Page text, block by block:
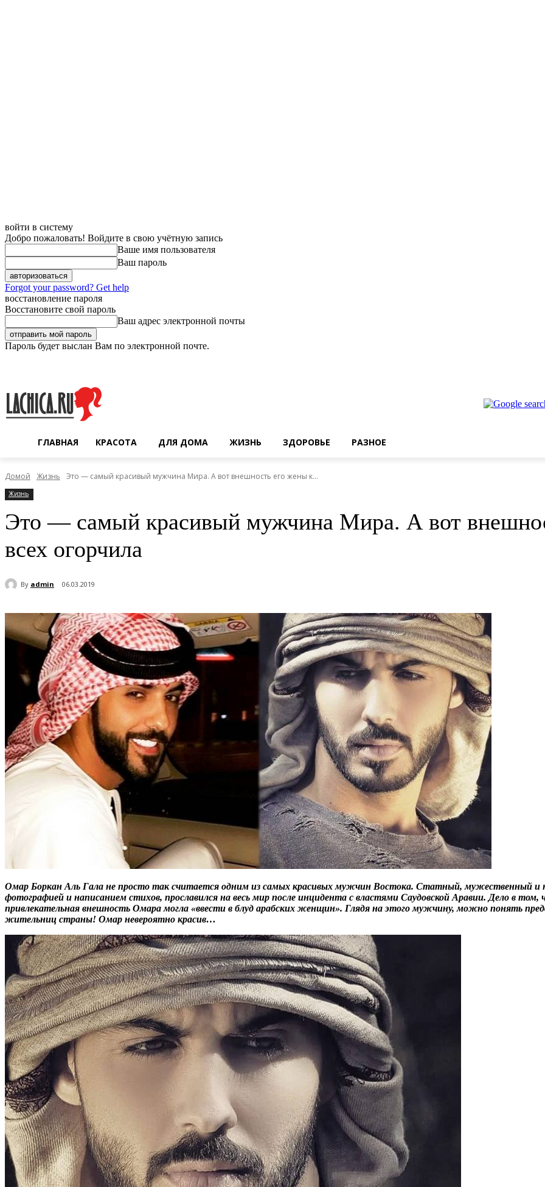
войти в систему
Добро пожаловать! Войдите в свою учётную запись
Ваше имя пользователя
Ваш пароль
Forgot your password? Get help
восстановление пароля
Восстановите свой пароль
Ваш адрес электронной почты
Пароль будет выслан Вам по электронной почте.
ГЛАВНАЯ КРАСОТА ДЛЯ ДОМА ЖИЗНЬ ЗДОРОВЬЕ РАЗНОЕ
Домой Жизнь Это — самый красивый мужчина Мира. А вот внешность его жены к...
Жизнь
Это — самый красивый мужчина Мира. А вот
всех огорчила
By admin 06.03.2019
Омар Боркан Аль Гала не просто так считается одним из самых красивых мужчин Востока. Статный, мужественный и
фотографией и написанием стихов, прославился на весь мир после инцидента с властями Саудовской Аравии. Дело в
привлекательная внешность Омара могла «ввести в блуд арабских женщин». Глядя на этого мужчину, можно понять
жительниц страны! Омар невероятно красив…